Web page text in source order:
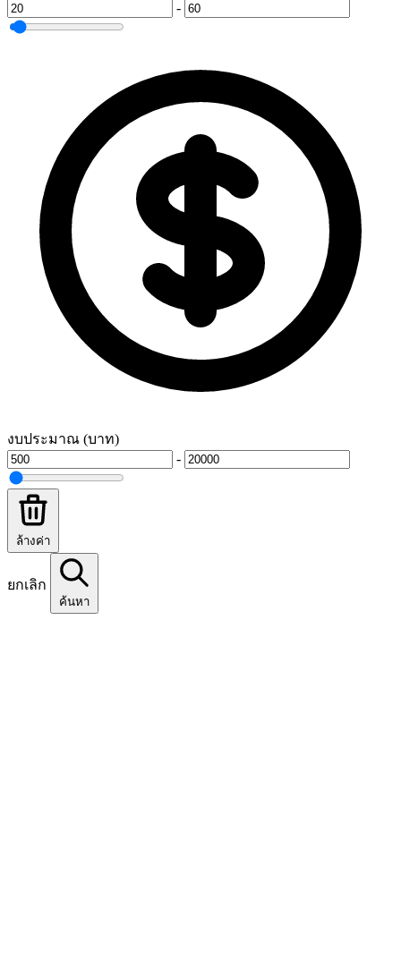
-
งบประมาณ (บาท)
-
ล้างค่า
ยกเลิก
ค้นหา